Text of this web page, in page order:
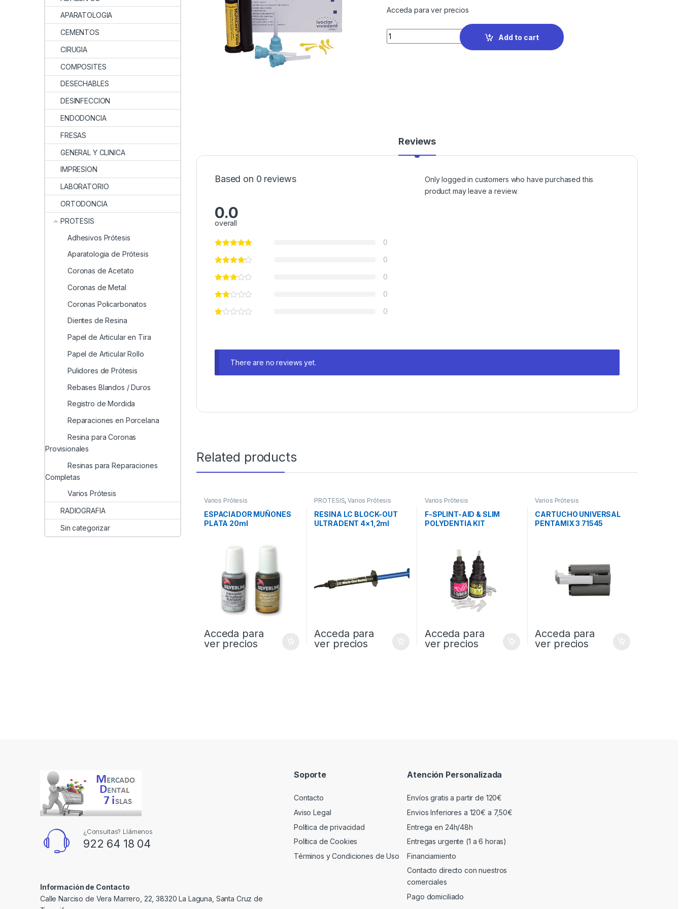
Acceda para ver precios
Quantity
Add to cart
Reviews
Based on 0 reviews
0.0
overall
0
0
0
0
0
Only logged in customers who have purchased this
product may leave a review.
There are no reviews yet.
Related products
Varios Prótesis
ESPACIADOR MUÑONES
PLATA 20ml
Acceda para
ver precios
PROTESIS,Varios Prótesis
RESINA LC BLOCK-OUT
ULTRADENT 4×1,2ml
Acceda para
ver precios
Varios Prótesis
F-SPLINT-AID & SLIM
POLYDENTIA KIT
Acceda para
ver precios
Varios Prótesis
CARTUCHO UNIVERSAL
PENTAMIX 3 71545
Acceda para
ver precios
APARATOLOGIA
CEMENTOS
CIRUGIA
COMPOSITES
DESECHABLES
DESINFECCION
ENDODONCIA
FRESAS
GENERAL Y CLINICA
IMPRESION
LABORATORIO
ORTODONCIA
PROTESIS
Adhesivos Prótesis
Aparatologia de Prótesis
Coronas de Acetato
Coronas de Metal
Coronas Policarbonatos
Dientes de Resina
Papel de Articular en Tira
Papel de Articular Rollo
Pulidores de Prótesis
Rebases Blandos / Duros
Registro de Mordida
Reparaciones en Porcelana
Resina para Coronas
Provisionales
Resinas para Reparaciones
Completas
Varios Prótesis
RADIOGRAFIA
Sin categorizar
¿Consultas? Llámenos
922 64 18 04
Información de Contacto
Calle Narciso de Vera Marrero, 22, 38320 La Laguna, Santa Cruz de
Soporte
Contacto
Aviso Legal
Política de privacidad
Política de Cookies
Términos y Condiciones de Uso
Atención Personalizada
Envíos gratis a partir de 120€
Envios Inferiores a 120€ a 7,50€
Entrega en 24h/48h
Entregas urgente (1 a 6 horas)
Financiamiento
Contacto directo con nuestros
comerciales
Pago domiciliado